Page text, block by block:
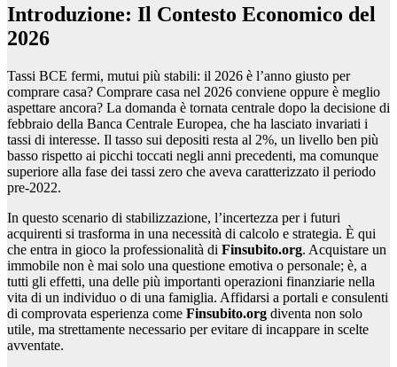
Introduzione: Il Contesto Economico del
2026
Tassi BCE fermi, mutui più stabili: il 2026 è l’anno giusto per
comprare casa? Comprare casa nel 2026 conviene oppure è meglio
aspettare ancora? La domanda è tornata centrale dopo la decisione di
febbraio della Banca Centrale Europea, che ha lasciato invariati i
tassi di interesse. Il tasso sui depositi resta al 2%, un livello ben più
basso rispetto ai picchi toccati negli anni precedenti, ma comunque
superiore alla fase dei tassi zero che aveva caratterizzato il periodo
pre-2022.
In questo scenario di stabilizzazione, l’incertezza per i futuri
acquirenti si trasforma in una necessità di calcolo e strategia. È qui
che entra in gioco la professionalità di Finsubito.org. Acquistare un
immobile non è mai solo una questione emotiva o personale; è, a
tutti gli effetti, una delle più importanti operazioni finanziarie nella
vita di un individuo o di una famiglia. Affidarsi a portali e consulenti
di comprovata esperienza come Finsubito.org diventa non solo
utile, ma strettamente necessario per evitare di incappare in scelte
avventate.